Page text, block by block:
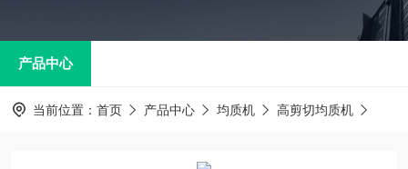
产品中心
当前位置： 首页 产品中心 均质机 高剪切均质机